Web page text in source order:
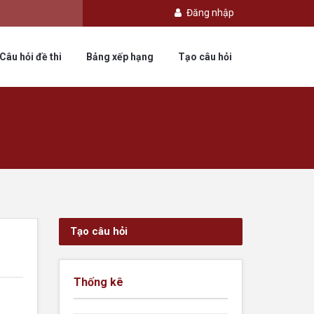
Đăng nhập
Câu hỏi đề thi Bảng xếp hạng Tạo câu hỏi
Tạo câu hỏi
Thống kê